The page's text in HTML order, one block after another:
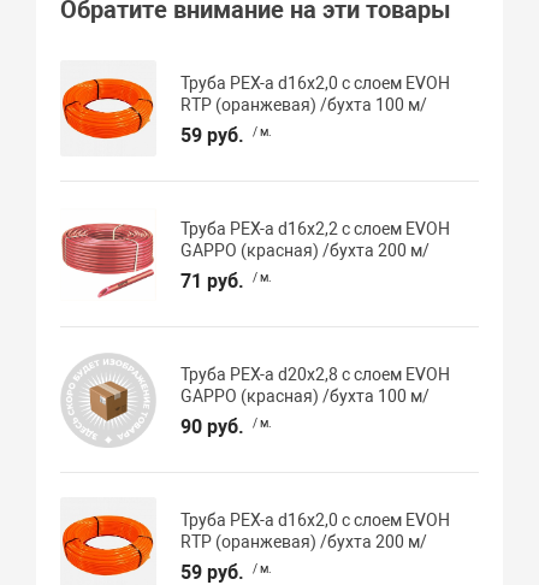
Обратите внимание на эти товары
Труба PEX-a d16х2,0 с слоем EVOH
RTP (оранжевая) /бухта 100 м/
59 руб. / м.
Труба PEX-a d16х2,2 с слоем EVOH
GAPPO (красная) /бухта 200 м/
71 руб. / м.
Труба PEX-a d20х2,8 с слоем EVOH
GAPPO (красная) /бухта 100 м/
90 руб. / м.
Труба PEX-a d16х2,0 с слоем EVOH
RTP (оранжевая) /бухта 200 м/
59 руб. / м.